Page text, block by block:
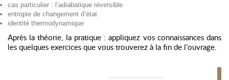
cas particulier : l’adiabatique réversible
entropie de changement d’état
identité thermodynamique
Après la théorie, la pratique : appliquez vos connaissances dans
les quelques exercices que vous trouverez à la fin de l’ouvrage.